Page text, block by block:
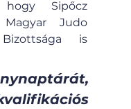
hogy Sipőcz
Judo
is